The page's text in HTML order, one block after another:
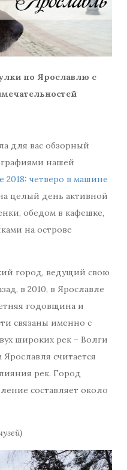
по Ярославлю с
для вас обзорный
нашей
2018: четверо в машине
целый день активной
обедом в кафешке,
на острове
город, ведущий свою
в 2010, в Ярославле
годовщина и
связаны именно с
широких рек – Волги
считается
рек. Город
составляет около